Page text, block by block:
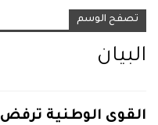
تصفح الوسم
البيان
القوى الوطنية